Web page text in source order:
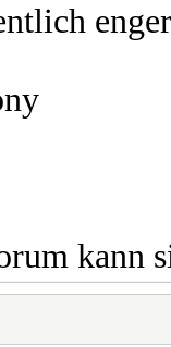
kann